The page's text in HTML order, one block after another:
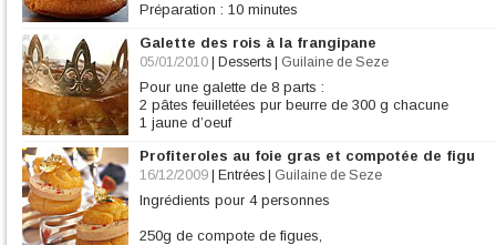
Préparation : 10 minutes
Ingrédients
125 g de beurre + 15 g pour les moules
125 g de farine
3 œufs
125 g de sucre en poudre
½ sache
Galette des rois à la frangipane
05/01/2010 Desserts Guilaine de Seze
Pour une galette de 8 parts :
2 pâtes feuilletées pur beurre de 300 g chacune
1 jaune d’oeuf
100 g de beurre ramolli
100 g de sucre en poudre
100 g de poudre d’amande
2 œufs
Profiteroles au foie gras et compotée de figu
16/12/2009 Entrées Guilaine de Seze
Ingrédients pour 4 personnes
250g de compote de figues,